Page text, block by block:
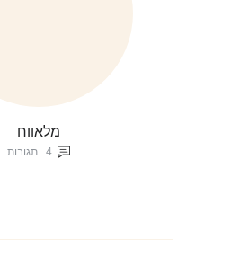
מלאווח
4 תגובות